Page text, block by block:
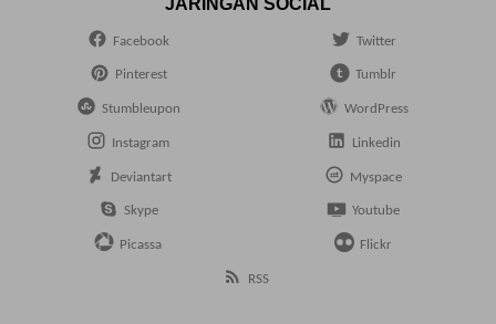
Facebook Twitter
Pinterest Tumblr
Stumbleupon WordPress
Instagram Linkedin
Deviantart Myspace
Skype Youtube
Picassa Flickr
RSS